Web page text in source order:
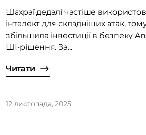
Шахраї дедалі частіше
інтелект для складніших атак,
збільшила інвестиції в безпеку
ШІ-рішення. За...
Читати
12 листопада, 2025